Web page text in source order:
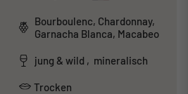
Bourboulenc, Chardonnay,
Garnacha Blanca, Macabeo
jung & wild , mineralisch
Trocken